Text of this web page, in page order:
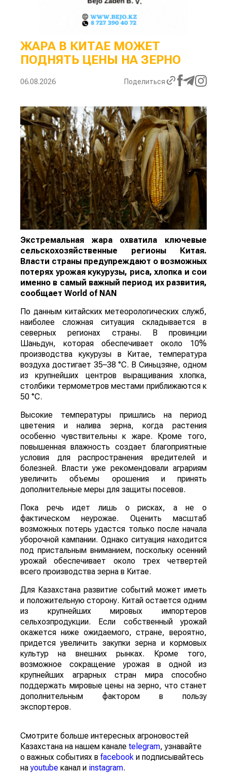
ЖАРА В КИТАЕ МОЖЕТ
ПОДНЯТЬ ЦЕНЫ НА ЗЕРНО
06.08.2026 Поделиться
Экстремальная жара охватила ключевые
сельскохозяйственные регионы Китая.
Власти страны предупреждают о возможных
потерях урожая кукурузы, риса, хлопка и сои
именно в самый важный период их развития,
сообщает World of NAN
По данным китайских метеорологических служб,
наиболее сложная ситуация складывается в
северных регионах страны. В провинции
Шаньдун, которая обеспечивает около 10%
производства кукурузы в Китае, температура
воздуха достигает 35–38 °C. В Синьцзяне, одном
из крупнейших центров выращивания хлопка,
столбики термометров местами приближаются к
50 °C.
Высокие температуры пришлись на период
цветения и налива зерна, когда растения
особенно чувствительны к жаре. Кроме того,
повышенная влажность создает благоприятные
условия для распространения вредителей и
болезней. Власти уже рекомендовали аграриям
увеличить объемы орошения и принять
дополнительные меры для защиты посевов.
Пока речь идет лишь о рисках, а не о
фактическом неурожае. Оценить масштаб
возможных потерь удастся только после начала
уборочной кампании. Однако ситуация находится
под пристальным вниманием, поскольку осенний
урожай обеспечивает около трех четвертей
всего производства зерна в Китае.
Для Казахстана развитие событий может иметь
и положительную сторону. Китай остается одним
из крупнейших мировых импортеров
сельхозпродукции. Если собственный урожай
окажется ниже ожидаемого, стране, вероятно,
придется увеличить закупки зерна и кормовых
культур на внешних рынках. Кроме того,
возможное сокращение урожая в одной из
крупнейших аграрных стран мира способно
поддержать мировые цены на зерно, что станет
дополнительным фактором в пользу
экспортеров.
Смотрите больше интересных агроновостей
Казахстана на нашем канале telegram, узнавайте
о важных событиях в facebook и подписывайтесь
наyoutube канал и instagram.